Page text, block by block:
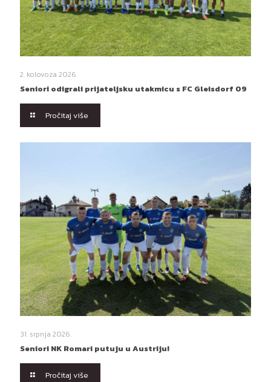
2. kolovoza 2026.
Seniori odigrali prijateljsku utakmicu s FC Gleisdorf 09
Pročitaj više
31. srpnja 2026.
Seniori NK Romari putuju u Austriju!
Pročitaj više